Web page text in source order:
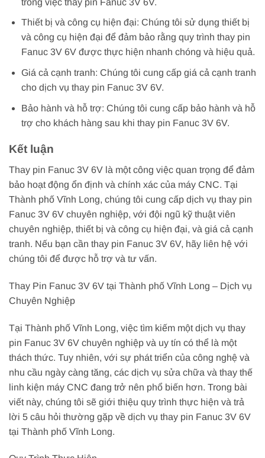
Thiết bị và công cụ hiện đại: Chúng tôi sử dụng thiết bị
và công cụ hiện đại để đảm bảo rằng quy trình thay pin
Fanuc 3V 6V được thực hiện nhanh chóng và hiệu quả.
Giá cả cạnh tranh: Chúng tôi cung cấp giá cả cạnh tranh
cho dịch vụ thay pin Fanuc 3V 6V.
Bảo hành và hỗ trợ: Chúng tôi cung cấp bảo hành và hỗ
trợ cho khách hàng sau khi thay pin Fanuc 3V 6V.
Kết luận
Thay pin Fanuc 3V 6V là một công việc quan trọng để đảm
bảo hoạt động ổn định và chính xác của máy CNC. Tại
Thành phố Vĩnh Long, chúng tôi cung cấp dịch vụ thay pin
Fanuc 3V 6V chuyên nghiệp, với đội ngũ kỹ thuật viên
chuyên nghiệp, thiết bị và công cụ hiện đại, và giá cả cạnh
tranh. Nếu bạn cần thay pin Fanuc 3V 6V, hãy liên hệ với
chúng tôi để được hỗ trợ và tư vấn.
Thay Pin Fanuc 3V 6V tại Thành phố Vĩnh Long – Dịch vụ
Chuyên Nghiệp
Tại Thành phố Vĩnh Long, việc tìm kiếm một dịch vụ thay
pin Fanuc 3V 6V chuyên nghiệp và uy tín có thể là một
thách thức. Tuy nhiên, với sự phát triển của công nghệ và
nhu cầu ngày càng tăng, các dịch vụ sửa chữa và thay thế
linh kiện máy CNC đang trở nên phổ biến hơn. Trong bài
viết này, chúng tôi sẽ giới thiệu quy trình thực hiện và trả
lời 5 câu hỏi thường gặp về dịch vụ thay pin Fanuc 3V 6V
tại Thành phố Vĩnh Long.